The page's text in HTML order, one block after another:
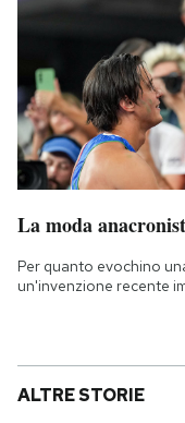
La moda
Per quanto evochino
un'invenzione recente
ALTRE STORIE